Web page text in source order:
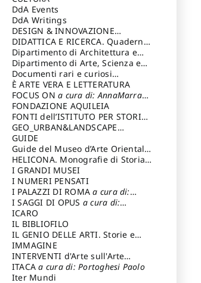
DdA Events
DdA Writings
DESIGN & INNOVAZIONE
TECNOLOGICAa cura di: Vallicelli
Andrea
DIDATTICA E RICERCA. Quaderni
della Scuola
Dipartimento di Architettura e
Analisi della Città Mediterranea
Dipartimento di Arte, Scienza e
Tecnica del Costuire
Documenti rari e curiosi
dall'Archivio Segreto
È ARTE VERA E LETTERATURA
FOCUS ONa cura di: AnnaMarra
Contemporanea
FONDAZIONE AQUILEIA
FONTI dell’ISTITUTO PER STORIA
DEL RISORGIMENTO
GEO_URBAN&LANDSCAPE
PLANNING (GULP)
Trusiani Elio
GUIDE
Guide del Museo d’Arte Orientale
“Giuseppe Tucci”
HELICONA. Monografie di Storia
dell'Artea cura di: Gallo Marco
I GRANDI MUSEI
I NUMERI PENSATI
I PALAZZI DI ROMAa cura di:
Ippoliti Alessandro
I SAGGI DI OPUS a cura di:
Scalesse Tommaso
ICARO
IL BIBLIOFILO
IL GENIO DELLE ARTI. Storie e
interpretazione
IMMAGINE
INTERVENTI d'Arte sull'Arte
dedicata alla cultura della
conservazione d’arte
ITACAa cura di: Portoghesi Paolo
Iter Mundi